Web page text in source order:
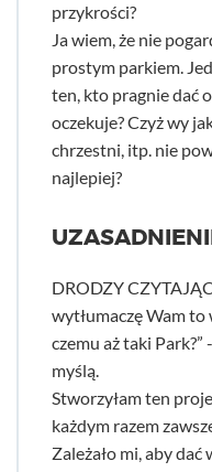
przykrości?
Ja wiem, że nie
prostym parkiem.
ten, kto pragnie dać
oczekuje? Czyż wy
chrzestni, itp. nie
najlepiej?
DRODZY
wytłumaczę Wam to
czemu aż taki
myślą.
Stworzyłam ten
każdym razem
Zależało mi, aby